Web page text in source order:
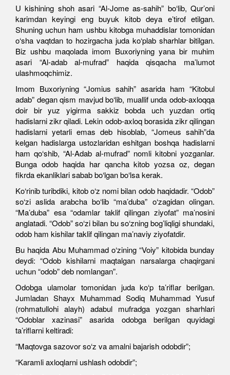
U kishining shoh asari “Al-Jome as-sahih” bo‘lib, Qur’oni
karimdan keyingi eng buyuk kitob deya e’tirof etilgan.
Shuning uchun ham ushbu kitobga muhaddislar tomonidan
o‘sha vaqtdan to hozirgacha juda ko‘plab sharhlar bitilgan.
Biz ushbu maqolada imom Buxoriyning yana bir muhim
asari “Al-adab al-mufrad” haqida qisqacha ma’lumot
ulashmoqchimiz.
Imom Buxoriyning “Jomius sahih” asarida ham “Kitobul
adab” degan qism mavjud bo‘lib, muallif unda odob-axloqqa
doir bir yuz yigirma sakkiz bobda uch yuzdan ortiq
hadislarni zikr qiladi. Lekin odob-axloq borasida zikr qilingan
hadislarni yetarli emas deb hisoblab, “Jomeus sahih”da
kelgan hadislarga ustozlaridan eshitgan boshqa hadislarni
ham qo‘shib, “Al-Adab al-mufrad” nomli kitobni yozganlar.
Bunga odob haqida har qancha kitob yozsa oz, degan
fikrda ekanliklari sabab bo‘lgan bo‘lsa kerak.
Ko‘rinib turibdiki, kitob o‘z nomi bilan odob haqidadir. “Odob”
so‘zi aslida arabcha bo‘lib “ma’duba” o‘zagidan olingan.
“Ma’duba” esa “odamlar taklif qilingan ziyofat” ma’nosini
anglatadi. “Odob” so‘zi bilan bu so‘zning bog’liqligi shundaki,
odob ham kishilar taklif qilingan ma’naviy ziyofatdir.
Bu haqida Abu Muhammad o‘zining “Voiy” kitobida bunday
deydi: “Odob kishilarni maqtalgan narsalarga chaqirgani
uchun “odob” deb nomlangan”.
Odobga ulamolar tomonidan juda ko‘p ta’riflar berilgan.
Jumladan Shayx Muhammad Sodiq Muhammad Yusuf
(rohmatullohi alayh) adabul mufradga yozgan sharhlari
“Odoblar xazinasi” asarida odobga berilgan quyidagi
ta’riflarni keltiradi:
“Maqtovga sazovor so‘z va amalni bajarish odobdir”;
“Karamli axloqlarni ushlash odobdir”;